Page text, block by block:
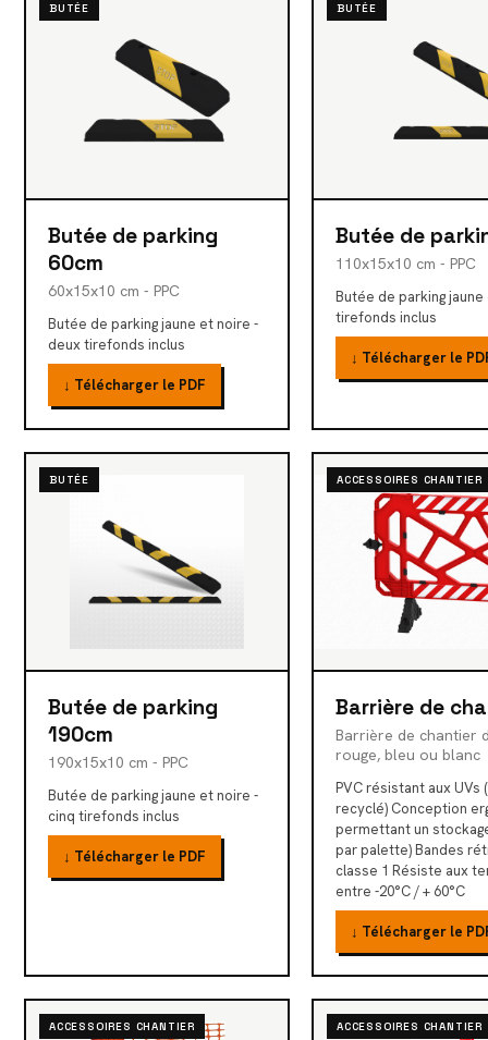
BUTÉE
Butée de parking
60cm
60x15x10 cm - PPC
Butée de parking jaune et noire -
deux tirefonds inclus
↓ Télécharger le PDF
BUTÉE
Butée de
110x15x10 cm - PPC
Butée de parking
tirefonds inclus
↓ Télécharger le
BUTÉE
Butée de parking
190cm
190x15x10 cm - PPC
Butée de parking jaune et noire -
cinq tirefonds inclus
↓ Télécharger le PDF
ACCESSOIRES CHANTIER
Barrière de
Barrière de chantier
rouge, bleu ou blanc
PVC résistant aux UVs
recyclé) Conception
permettant un
par palette) Bandes
classe 1 Résiste aux
entre -20°C / + 60°C
↓ Télécharger le
ACCESSOIRES CHANTIER ACCESSOIRES CHANTIER